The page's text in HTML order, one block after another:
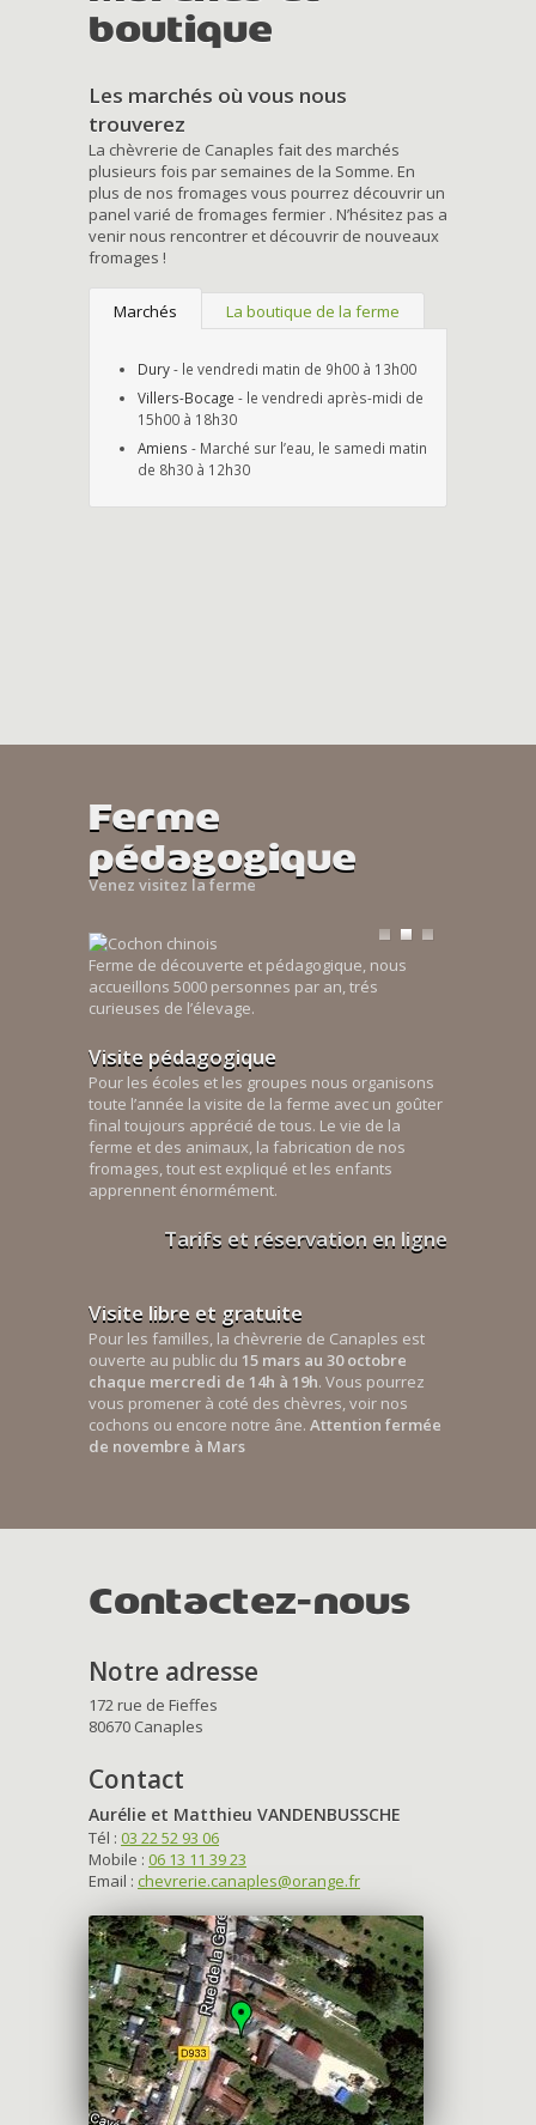
boutique
Les marchés où vous nous
trouverez
La chèvrerie de Canaples fait des marchés
plusieurs fois par semaines de la Somme. En
plus de nos fromages vous pourrez découvrir un
panel varié de fromages fermier . N’hésitez pas a
venir nous rencontrer et découvrir de nouveaux
fromages !
Marchés La boutique de la ferme
Dury- le vendredi matin de 9h00 à 13h00
Villers-Bocage - le vendredi après-midi de
15h00 à 18h30
Amiens - Marché sur l’eau, le samedi matin
de 8h30 à 12h30
Ferme
pédagogique
Venez visitez la ferme
Ferme de découverte et pédagogique, nous
accueillons 5000 personnes par an, trés
curieuses de l’élevage.
Visite pédagogique
Pour les écoles et les groupes nous organisons
toute l’année la visite de la ferme avec un goûter
final toujours apprécié de tous. Le vie de la
ferme et des animaux, la fabrication de nos
fromages, tout est expliqué et les enfants
apprennent énormément.
Tarifs et réservation en ligne
Visite libre et gratuite
Pour les familles, la chèvrerie de Canaples est
ouverte au public du 15 mars au 30 octobre
chaque mercredi de 14h à 19h. Vous pourrez
vous promener à coté des chèvres, voir nos
cochons ou encore notre âne. Attention fermée
de novembre à Mars
Contactez-nous
Notre adresse
172 rue de Fieffes
80670 Canaples
Contact
Aurélie et Matthieu VANDENBUSSCHE
Tél : 03 22 52 93 06
Mobile : 06 13 11 39 23
Email : chevrerie.canaples@orange.fr